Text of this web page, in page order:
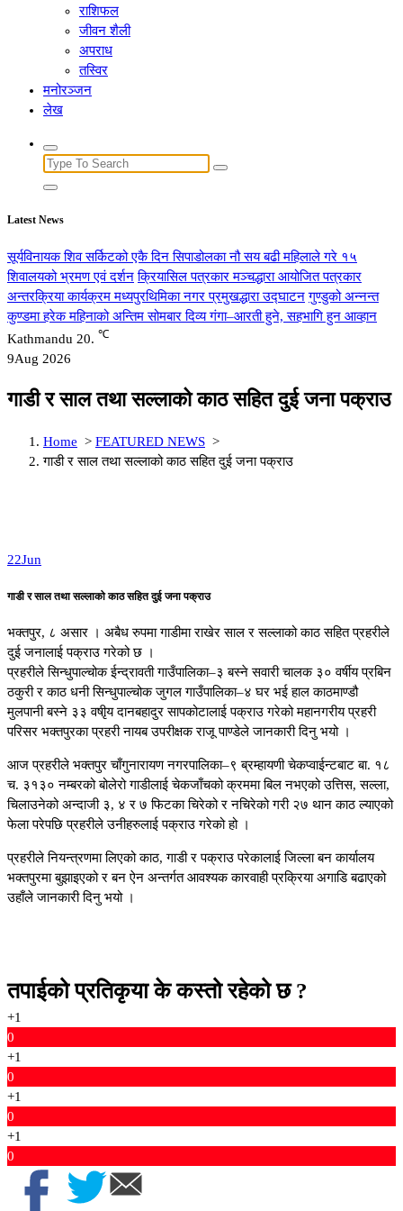
राशिफल
जीवन शैली
अपराध
तस्विर
मनोरञ्जन
लेख
Search
for:
Latest News
सूर्यविनायक शिव सर्किटको एकै दिन सिपाडोलका नौ सय बढी महिलाले गरे १५
शिवालयको भ्रमण एवं दर्शन क्रियासिल पत्रकार मञ्चद्धारा आयोजित पत्रकार
अन्तरक्रिया कार्यक्रम मध्यपुरथिमिका नगर प्रमुखद्धारा उद्घाटन गुण्डुको अन्नन्त
कुण्डमा हरेक महिनाको अन्तिम सोमबार दिव्य गंगा–आरती हुने, सहभागि हुन आव्हान
Kathmandu 20. ℃
9Aug 2026
गाडी र साल तथा सल्लाको काठ सहित दुई जना पक्राउ
Home > FEATURED NEWS >
गाडी र साल तथा सल्लाको काठ सहित दुई जना पक्राउ
22Jun
गाडी र साल तथा सल्लाको काठ सहित दुई जना पक्राउ
भक्तपुर, ८ असार । अबैध रुपमा गाडीमा राखेर साल र सल्लाको काठ सहित प्रहरीले
दुई जनालाई पक्राउ गरेको छ ।
प्रहरीले सिन्धुपाल्चोक ईन्द्रावती गाउँपालिका–३ बस्ने सवारी चालक ३० वर्षीय प्रबिन
ठकुरी र काठ धनी सिन्धुपाल्चोक जुगल गाउँपालिका–४ घर भई हाल काठमाण्डौ
मुलपानी बस्ने ३३ वषीृय दानबहादुर सापकोटालाई पक्राउ गरेको महानगरीय प्रहरी
परिसर भक्तपुरका प्रहरी नायब उपरीक्षक राजू पाण्डेले जानकारी दिनु भयो ।
आज प्रहरीले भक्तपुर चाँगुनारायण नगरपालिका–९ ब्रम्हायणी चेकप्वाईन्टबाट बा. १८
च. ३१३० नम्बरको बोलेरो गाडीलाई चेकजाँचको क्रममा बिल नभएको उत्तिस, सल्ला,
चिलाउनेको अन्दाजी ३, ४ र ७ फिटका चिरेको र नचिरेको गरी २७ थान काठ ल्याएको
फेला परेपछि प्रहरीले उनीहरुलाई पक्राउ गरेको हो ।
प्रहरीले नियन्त्रणमा लिएको काठ, गाडी र पक्राउ परेकालाई जिल्ला बन कार्यालय
भक्तपुरमा बुझाइएको र बन ऐन अन्तर्गत आवश्यक कारवाही प्रक्रिया अगाडि बढाएको
उहाँले जानकारी दिनु भयो ।
तपाईको प्रतिकृया के कस्तो रहेको छ ?
+1
0
+1
0
+1
0
+1
0